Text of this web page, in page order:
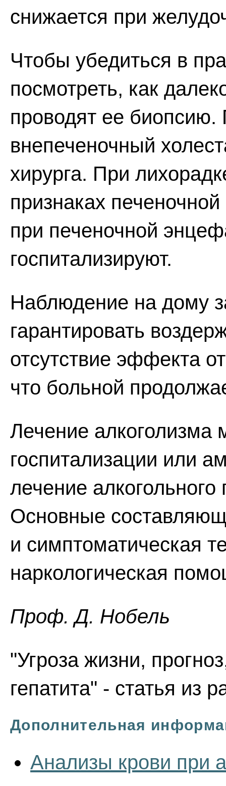
снижается при
Чтобы убедиться в
посмотреть, как
проводят ее биопсию.
внепеченочный
хирурга. При
признаках
при печеночной
госпитализируют.
Наблюдение на дому
гарантировать
отсутствие эффекта
что больной
Лечение алкоголизма
госпитализации или
лечение алкогольного
Основные
и симптоматическая
наркологическая
Проф. Д. Нобель
"Угроза жизни,
гепатита" - статья из
Дополнительная
Анализы крови при